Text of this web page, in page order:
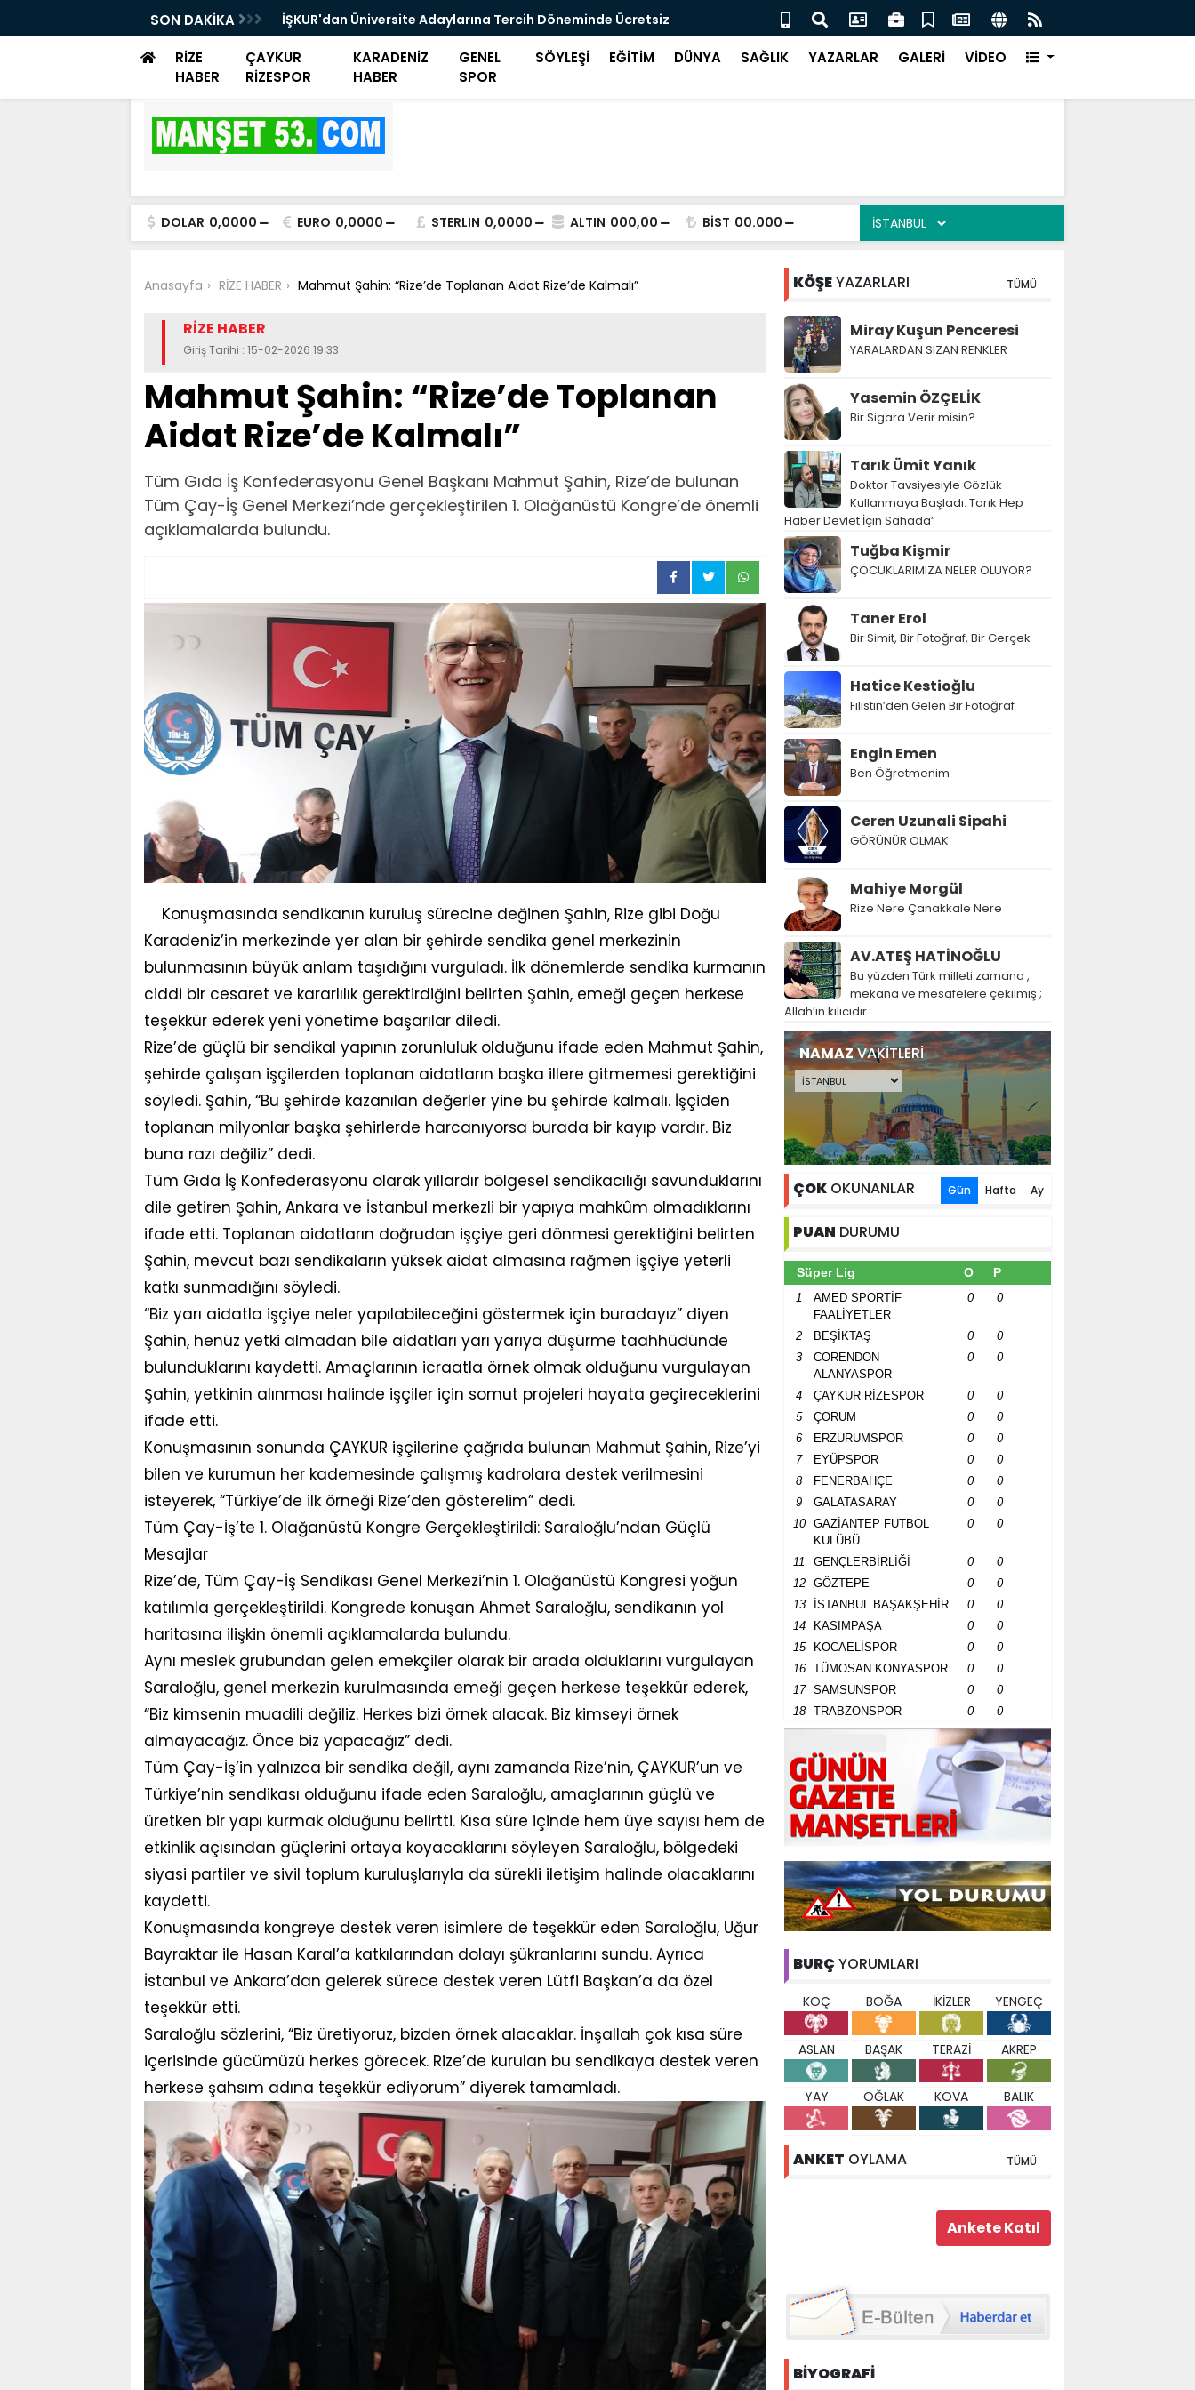
SON DAKİKA
Günü düzenlendi
İŞKUR'dan Üniversite Adaylarına Tercih Döneminde Ücretsiz
Danışmanlık Desteği
Midilli'de Türk Müziği Rüzgarı Esecek.
RİZE
HABER
ÇAYKUR
RİZESPOR
KARADENİZ
HABER
GENEL
SPOR
SÖYLEŞİ EĞİTİM DÜNYA SAĞLIK YAZARLAR GALERİ VİDEO
DOLAR 0,0000 EURO 0,0000 STERLIN 0,0000 ALTIN 000,00 BİST 00.000
Anasayfa RİZE HABER Mahmut Şahin: “Rize’de Toplanan Aidat Rize’de Kalmalı”
RİZE HABER
Giriş Tarihi : 15-02-2026 19:33
Mahmut Şahin: “Rize’de Toplanan
Aidat Rize’de Kalmalı”
Tüm Gıda İş Konfederasyonu Genel Başkanı Mahmut Şahin, Rize’de bulunan
Tüm Çay-İş Genel Merkezi’nde gerçekleştirilen 1. Olağanüstü Kongre’de önemli
açıklamalarda bulundu.
Konuşmasında sendikanın kuruluş sürecine değinen Şahin, Rize gibi Doğu
Karadeniz’in merkezinde yer alan bir şehirde sendika genel merkezinin
bulunmasının büyük anlam taşıdığını vurguladı. İlk dönemlerde sendika kurmanın
ciddi bir cesaret ve kararlılık gerektirdiğini belirten Şahin, emeği geçen herkese
teşekkür ederek yeni yönetime başarılar diledi.
Rize’de güçlü bir sendikal yapının zorunluluk olduğunu ifade eden Mahmut Şahin,
şehirde çalışan işçilerden toplanan aidatların başka illere gitmemesi gerektiğini
söyledi. Şahin, “Bu şehirde kazanılan değerler yine bu şehirde kalmalı. İşçiden
toplanan milyonlar başka şehirlerde harcanıyorsa burada bir kayıp vardır. Biz
buna razı değiliz” dedi.
Tüm Gıda İş Konfederasyonu olarak yıllardır bölgesel sendikacılığı savunduklarını
dile getiren Şahin, Ankara ve İstanbul merkezli bir yapıya mahkûm olmadıklarını
ifade etti. Toplanan aidatların doğrudan işçiye geri dönmesi gerektiğini belirten
Şahin, mevcut bazı sendikaların yüksek aidat almasına rağmen işçiye yeterli
katkı sunmadığını söyledi.
“Biz yarı aidatla işçiye neler yapılabileceğini göstermek için buradayız” diyen
Şahin, henüz yetki almadan bile aidatları yarı yarıya düşürme taahhüdünde
bulunduklarını kaydetti. Amaçlarının icraatla örnek olmak olduğunu vurgulayan
Şahin, yetkinin alınması halinde işçiler için somut projeleri hayata geçireceklerini
ifade etti.
Konuşmasının sonunda ÇAYKUR işçilerine çağrıda bulunan Mahmut Şahin, Rize’yi
bilen ve kurumun her kademesinde çalışmış kadrolara destek verilmesini
isteyerek, “Türkiye’de ilk örneği Rize’den gösterelim” dedi.
Tüm Çay-İş’te 1. Olağanüstü Kongre Gerçekleştirildi: Saraloğlu’ndan Güçlü
Mesajlar
Rize’de, Tüm Çay-İş Sendikası Genel Merkezi’nin 1. Olağanüstü Kongresi yoğun
katılımla gerçekleştirildi. Kongrede konuşan Ahmet Saraloğlu, sendikanın yol
haritasına ilişkin önemli açıklamalarda bulundu.
Aynı meslek grubundan gelen emekçiler olarak bir arada olduklarını vurgulayan
Saraloğlu, genel merkezin kurulmasında emeği geçen herkese teşekkür ederek,
“Biz kimsenin muadili değiliz. Herkes bizi örnek alacak. Biz kimseyi örnek
almayacağız. Önce biz yapacağız” dedi.
Tüm Çay-İş’in yalnızca bir sendika değil, aynı zamanda Rize’nin, ÇAYKUR’un ve
Türkiye’nin sendikası olduğunu ifade eden Saraloğlu, amaçlarının güçlü ve
üretken bir yapı kurmak olduğunu belirtti. Kısa süre içinde hem üye sayısı hem de
etkinlik açısından güçlerini ortaya koyacaklarını söyleyen Saraloğlu, bölgedeki
siyasi partiler ve sivil toplum kuruluşlarıyla da sürekli iletişim halinde olacaklarını
kaydetti.
Konuşmasında kongreye destek veren isimlere de teşekkür eden Saraloğlu, Uğur
Bayraktar ile Hasan Karal’a katkılarından dolayı şükranlarını sundu. Ayrıca
İstanbul ve Ankara’dan gelerek sürece destek veren Lütfi Başkan’a da özel
teşekkür etti.
Saraloğlu sözlerini, “Biz üretiyoruz, bizden örnek alacaklar. İnşallah çok kısa süre
içerisinde gücümüzü herkes görecek. Rize’de kurulan bu sendikaya destek veren
herkese şahsım adına teşekkür ediyorum” diyerek tamamladı.
KÖŞEYAZARLARI TÜMÜ
Miray Kuşun Penceresi
YARALARDAN SIZAN RENKLER
Yasemin ÖZÇELİK
Bir Sigara Verir misin?
Tarık Ümit Yanık
Doktor Tavsiyesiyle Gözlük
Kullanmaya Başladı: Tarık Hep
Haber Devlet İçin Sahada”
Tuğba Kişmir
ÇOCUKLARIMIZA NELER OLUYOR?
Taner Erol
Bir Simit, Bir Fotoğraf, Bir Gerçek
Hatice Kestioğlu
Filistin’den Gelen Bir Fotoğraf
Engin Emen
Ben Öğretmenim
Ceren Uzunali Sipahi
GÖRÜNÜR OLMAK
Mahiye Morgül
Rize Nere Çanakkale Nere
AV.ATEŞ HATİNOĞLU
Bu yüzden Türk milleti zamana ,
mekana ve mesafelere çekilmiş ;
Allah’ın kılıcıdır.
NAMAZVAKİTLERİ
ÇOK OKUNANLAR Gün Hafta Ay
PUAN DURUMU
Süper Lig O P
1
AMED SPORTİF
FAALİYETLER
0 0
2 BEŞİKTAŞ 0
0
3
CORENDON
ALANYASPOR
0 0
4 ÇAYKUR RİZESPOR 0
0
5
ÇORUM 0
0
6
ERZURUMSPOR 0
0
7
EYÜPSPOR 0
0
8
FENERBAHÇE 0
0
9
GALATASARAY 0
0
10
GAZİANTEP FUTBOL
KULÜBÜ
0 0
11 GENÇLERBİRLİĞİ 0
0
12
GÖZTEPE 0
0
13
İSTANBUL BAŞAKŞEHİR 0
0
14
KASIMPAŞA 0
0
15
KOCAELİSPOR 0
0
16
TÜMOSAN KONYASPOR 0
0
17
SAMSUNSPOR 0
0
18
TRABZONSPOR 0 0
BURÇ YORUMLARI
KOÇ BOĞA İKİZLER YENGEÇ
ASLAN BAŞAK TERAZİ AKREP
YAY OĞLAK KOVA BALIK
ANKET OYLAMA TÜMÜ
BİYOGRAFİ